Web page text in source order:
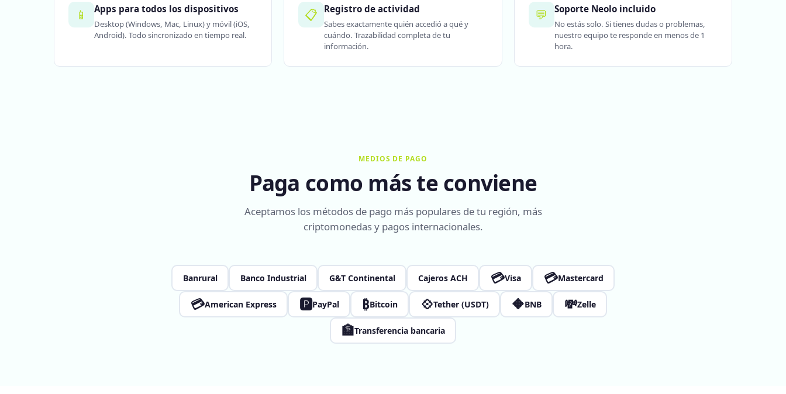
📱 Apps para todos los dispositivos
Desktop (Windows, Mac, Linux) y móvil (iOS,
Android). Todo sincronizado en tiempo real.
📋 Registro de actividad
Sabes exactamente quién accedió a qué y
cuándo. Trazabilidad completa de tu
información.
💬 Soporte Neolo incluido
No estás solo. Si tienes dudas o problemas,
nuestro equipo te responde en menos de 1
hora.
MEDIOS DE PAGO
Paga como más te conviene
Aceptamos los métodos de pago más populares de tu región, más
criptomonedas y pagos internacionales.
Banrural Banco Industrial G&T Continental Cajeros ACH 💳Visa 💳Mastercard
💳American Express 🅿PayPal ₿Bitcoin 💠Tether (USDT) 🔶BNB 💸Zelle
🏦Transferencia bancaria